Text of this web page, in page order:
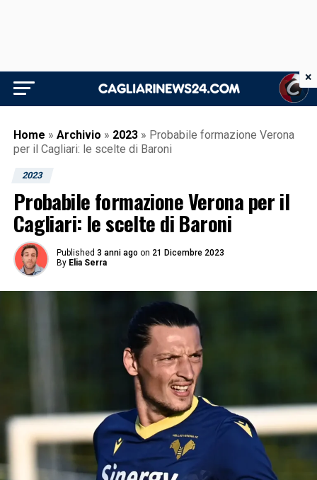
Home » Archivio » 2023 » Probabile formazione Verona
per il Cagliari: le scelte di Baroni
2023
Probabile formazione Verona per il
Cagliari: le scelte di Baroni
Published 3 anni ago on 21 Dicembre 2023
By Elia Serra
×